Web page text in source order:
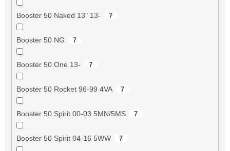
Booster 50 Naked 13" 13- 7
Booster 50 NG 7
Booster 50 One 13- 7
Booster 50 Rocket 96-99 4VA 7
Booster 50 Spirit 00-03 5MN/5MS 7
Booster 50 Spirit 04-16 5WW 7